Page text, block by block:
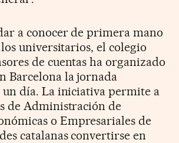
a conocer de primera mano
universitarios, el colegio
de cuentas ha organizado
Barcelona la jornada
día. La iniciativa permite a
de Administración de
o Empresariales de
catalanas convertirse en